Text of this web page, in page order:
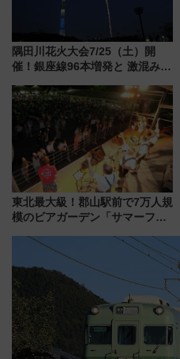
隅田川花火大会7/25（土）開
催！銀座線96本増発と 激混みの
アクセス攻略法、2万発の花火が
都心の夜に！
東北最大級！郡山駅前で7万人規
模のビアガーデン「サマーフェ
7/24-26開催！ 有料席はJRE
MALLで予約可能